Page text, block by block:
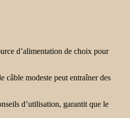
d’alimentation de choix pour
câble modeste peut entraîner des
d’utilisation, garantit que le